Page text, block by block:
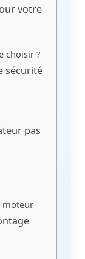
votre
choisir ?
sécurité
pas
moteur